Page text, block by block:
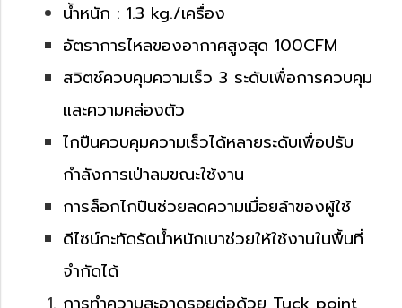
น้ำหนัก : 1.3 kg./เครื่อง
อัตราการไหลของอากาศสูงสุด 100CFM
สวิตช์ควบคุมความเร็ว 3 ระดับเพื่อการควบคุม
และความคล่องตัว
ไกปืนควบคุมความเร็วได้หลายระดับเพื่อปรับ
กำลังการเป่าลมขณะใช้งาน
การล็อกไกปืนช่วยลดความเมื่อยล้าของผู้ใช้
ดีไซน์กะทัดรัดน้ำหนักเบาช่วยให้ใช้งานในพื้นที่
จำกัดได้